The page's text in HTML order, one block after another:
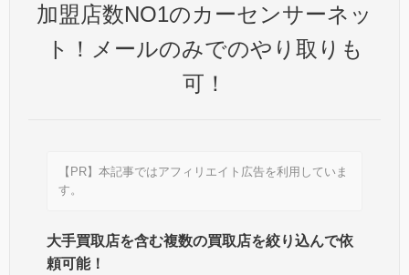
加盟店数NO1のカーセンサーネッ
ト！メールのみでのやり取りも
可！
【PR】本記事ではアフィリエイト広告を利用していま
す。
大手買取店を含む複数の買取店を絞り込んで依
頼可能！